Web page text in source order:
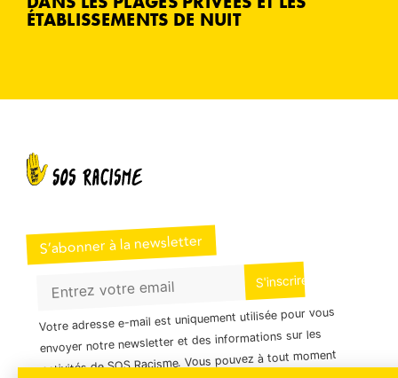
ÉTABLISSEMENTS DE NUIT
S’abonner à la newsletter
Votre adresse e-mail est uniquement utilisée pour vous
envoyer notre newsletter et des informations sur les
activités de SOS Racisme. Vous pouvez à tout moment